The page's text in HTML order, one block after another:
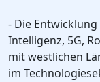
- Die
Intelligenz, 5G,
mit westlichen
im